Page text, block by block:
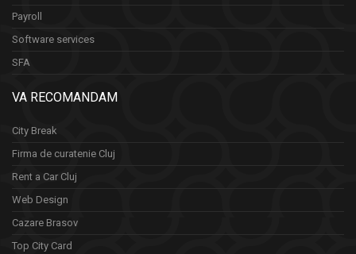
Payroll
Software services
SFA
VA RECOMANDAM
City Break
Firma de curatenie Cluj
Rent a Car Cluj
Web Design
Cazare Brasov
Top City Card